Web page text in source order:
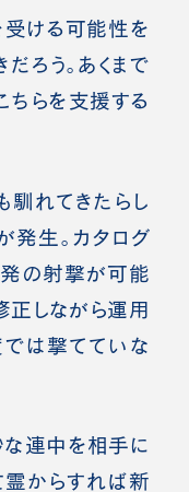
ける可能性を
ろう。あくまで
らを支援する
馴れてきたらし
発生。カタログ
の射撃が可能
正しながら運用
は撃てていな
な連中を相手に
からすれば新